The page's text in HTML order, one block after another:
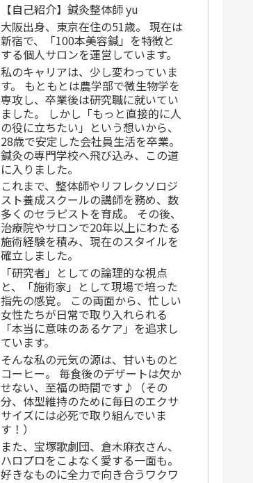
【自己紹介】鍼灸整体師 yu
大阪出身、東京在住の51歳。 現在は
新宿で、「100本美容鍼」を特徴と
する個人サロンを運営しています。
私のキャリアは、少し変わっていま
す。 もともとは農学部で微生物学を
専攻し、卒業後は研究職に就いてい
ました。 しかし「もっと直接的に人
の役に立ちたい」という想いから、
28歳で安定した会社員生活を卒業。
鍼灸の専門学校へ飛び込み、この道
に入りました。
これまで、整体師やリフレクソロジ
スト養成スクールの講師を務め、数
多くのセラピストを育成。 その後、
治療院やサロンで20年以上にわたる
施術経験を積み、現在のスタイルを
確立しました。
「研究者」としての論理的な視点
と、「施術家」として現場で培った
指先の感覚。 この両面から、忙しい
女性たちが日常で取り入れられる
「本当に意味のあるケア」を追求し
ています。
そんな私の元気の源は、甘いものと
コーヒー。 毎食後のデザートは欠か
せない、至福の時間です♪（その
分、体型維持のために毎日のエクサ
サイズには必死で取り組んでいま
す！）
また、宝塚歌劇団、倉木麻衣さん、
ハロプロをこよなく愛する一面も。
好きなものに全力で向き合うワクワ